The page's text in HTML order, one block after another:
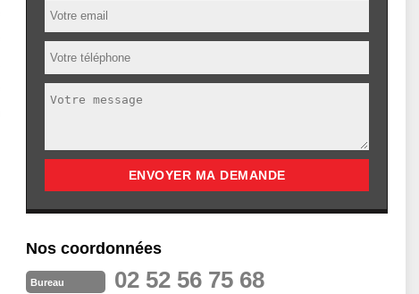
Nos coordonnées
Bureau 02 52 56 75 68